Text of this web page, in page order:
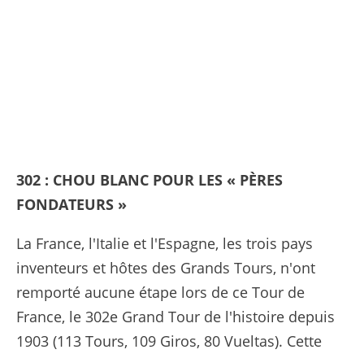
302 : CHOU BLANC POUR LES « PÈRES
FONDATEURS »
La France, l'Italie et l'Espagne, les trois pays
inventeurs et hôtes des Grands Tours, n'ont
remporté aucune étape lors de ce Tour de
France, le 302e Grand Tour de l'histoire depuis
1903 (113 Tours, 109 Giros, 80 Vueltas). Cette